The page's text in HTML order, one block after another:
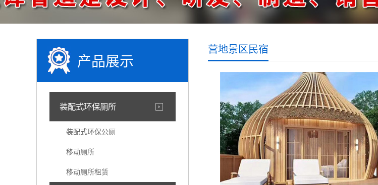
产品展示
装配式环保厕所
装配式环保公厕
移动厕所
移动厕所租赁
营地景区民宿